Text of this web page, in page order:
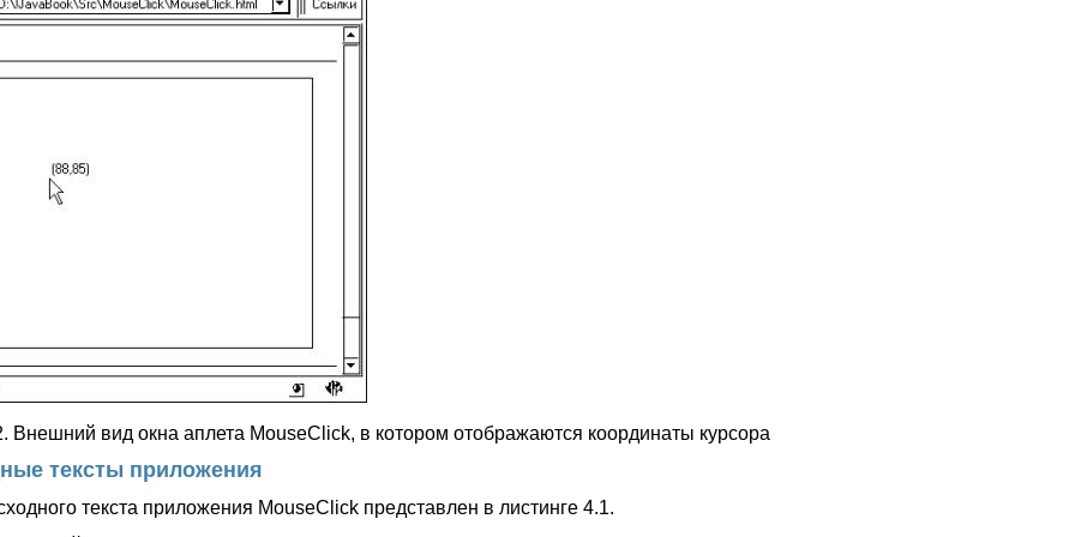
Внешний вид окна аплета MouseClick, в котором отображаются координаты курсора
тексты приложения
текста приложения MouseClick представлен в листинге 4.1.